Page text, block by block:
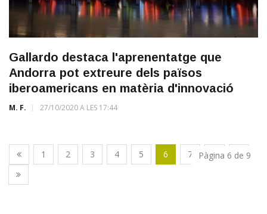
Gallardo destaca l'aprenentatge que
Andorra pot extreure dels països
iberoamericans en matèria d'innovació
M. F. 27/10/2020 A LES 17:44
1 2 3 4 5 6 7 8 9
Pàgina 6 de 9